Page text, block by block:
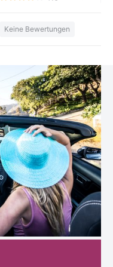
Keine Bewertungen